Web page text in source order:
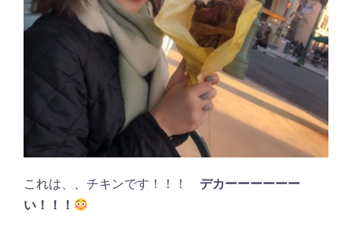
これは、、チキンです！！！ デカーーーーーー
い！！！